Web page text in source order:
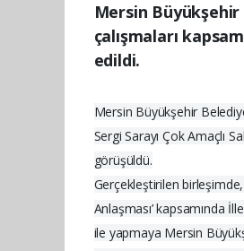
Mersin
çalışmaları
edildi.
Mersin Büyükşehir
Sergi Sarayı Çok Amaçlı
görüşüldü.
Gerçekleştirilen
Anlaşması’ kapsamında
ile yapmaya Mersin